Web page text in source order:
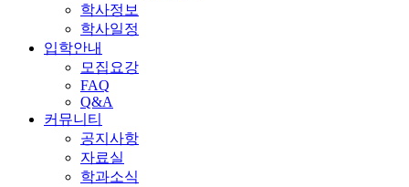
학사정보
학사일정
입학안내
모집요강
FAQ
Q&A
커뮤니티
공지사항
자료실
학과소식